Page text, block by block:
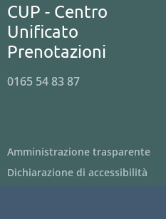
CUP - Centro
Unificato
Prenotazioni
0165 54 83 87
Amministrazione trasparente
Dichiarazione di accessibilità